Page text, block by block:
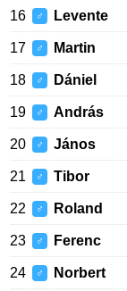
16 ♂ Levente
17 ♂ Martin
18 ♂ Dániel
19 ♂ András
20 ♂ János
21 ♂ Tibor
22 ♂ Roland
23 ♂ Ferenc
24 ♂ Norbert